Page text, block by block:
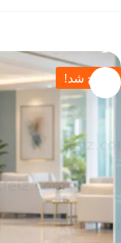
حراج شد!